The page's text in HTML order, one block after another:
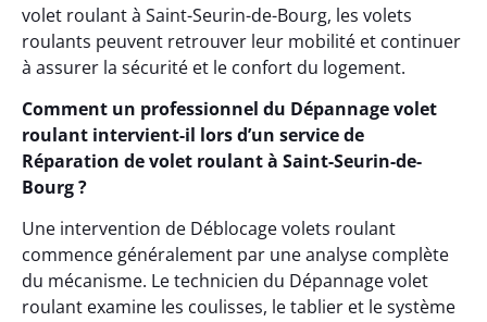
volet roulant à Saint-Seurin-de-Bourg, les volets
roulants peuvent retrouver leur mobilité et continuer
à assurer la sécurité et le confort du logement.
Comment un professionnel du Dépannage volet
roulant intervient-il lors d’un service de
Réparation de volet roulant à Saint-Seurin-de-
Bourg ?
Une intervention de Déblocage volets roulant
commence généralement par une analyse complète
du mécanisme. Le technicien du Dépannage volet
roulant examine les coulisses, le tablier et le système